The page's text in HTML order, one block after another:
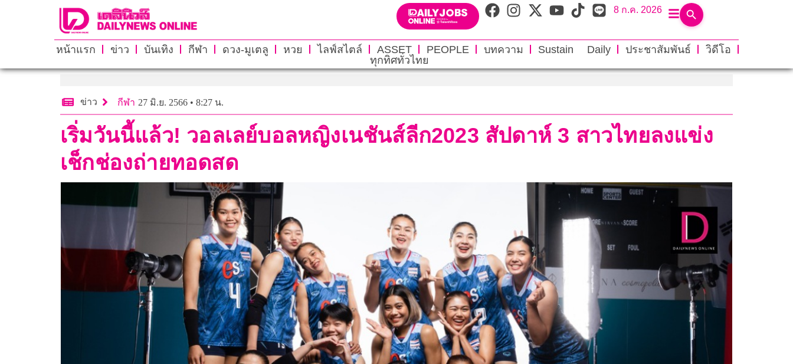
8 ก.ค. 2026
หน้าแรก ข่าว บันเทิง กีฬา ดวง-มูเตลู หวย ไลฟ์สไตล์ ASSET PEOPLE บทความ Sustain Daily ประชาสัมพันธ์
วิดีโอ
ทุกทิศทั่วไทย
ข่าว กีฬา 27 มิ.ย. 2566 • 8:27 น.
เริ่มวันนี้แล้ว! วอลเลย์บอลหญิงเนชันส์ลีก2023 สัปดาห์ 3 สาวไทยลงแข่ง
เช็กช่องถ่ายทอดสด